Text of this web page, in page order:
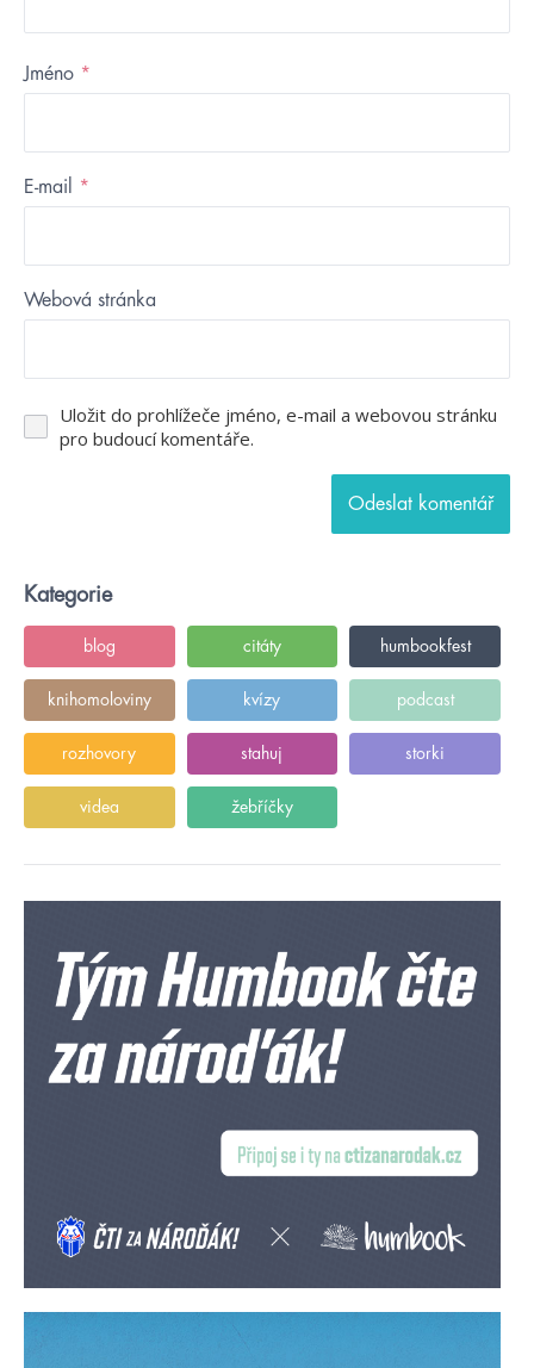
Jméno *
E-mail *
Webová stránka
Uložit do prohlížeče jméno, e-mail a webovou stránku
pro budoucí komentáře.
Kategorie
blog citáty humbookfest
knihomoloviny kvízy podcast
rozhovory stahuj storki
videa žebříčky